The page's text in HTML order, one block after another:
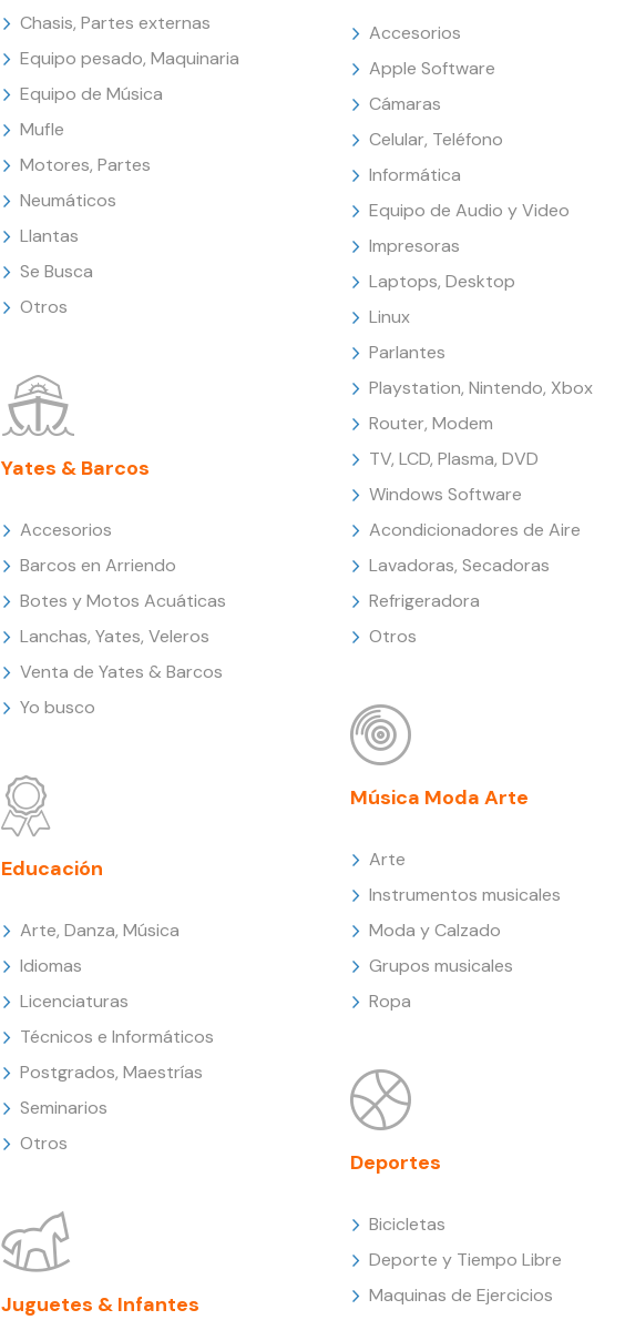
Chasis, Partes externas
Equipo pesado, Maquinaria
Equipo de Música
Mufle
Motores, Partes
Neumáticos
Llantas
Se Busca
Otros
Yates & Barcos
Accesorios
Barcos en Arriendo
Botes y Motos Acuáticas
Lanchas, Yates, Veleros
Venta de Yates & Barcos
Yo busco
Educación
Arte, Danza, Música
Idiomas
Licenciaturas
Técnicos e Informáticos
Postgrados, Maestrías
Seminarios
Otros
Juguetes & Infantes
Accesorios
Apple Software
Cámaras
Celular, Teléfono
Informática
Equipo de Audio y Video
Impresoras
Laptops, Desktop
Linux
Parlantes
Playstation, Nintendo, Xbox
Router, Modem
TV, LCD, Plasma, DVD
Windows Software
Acondicionadores de Aire
Lavadoras, Secadoras
Refrigeradora
Otros
Música Moda Arte
Arte
Instrumentos musicales
Moda y Calzado
Grupos musicales
Ropa
Deportes
Bicicletas
Deporte y Tiempo Libre
Maquinas de Ejercicios